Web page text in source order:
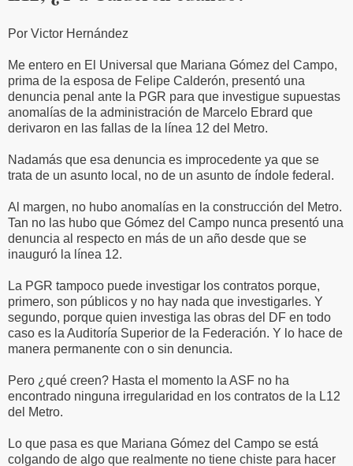
Por Victor Hernández
Me entero en El Universal que Mariana Gómez del Campo,
prima de la esposa de Felipe Calderón, presentó una
denuncia penal ante la PGR para que investigue supuestas
anomalías de la administración de Marcelo Ebrard que
derivaron en las fallas de la línea 12 del Metro.
Nadamás que esa denuncia es improcedente ya que se
trata de un asunto local, no de un asunto de índole federal.
Al margen, no hubo anomalías en la construcción del Metro.
Tan no las hubo que Gómez del Campo nunca presentó una
denuncia al respecto en más de un año desde que se
inauguró la línea 12.
La PGR tampoco puede investigar los contratos porque,
primero, son públicos y no hay nada que investigarles. Y
segundo, porque quien investiga las obras del DF en todo
caso es la Auditoría Superior de la Federación. Y lo hace de
manera permanente con o sin denuncia.
Pero ¿qué creen? Hasta el momento la ASF no ha
encontrado ninguna irregularidad en los contratos de la L12
del Metro.
Lo que pasa es que Mariana Gómez del Campo se está
colgando de algo que realmente no tiene chiste para hacer